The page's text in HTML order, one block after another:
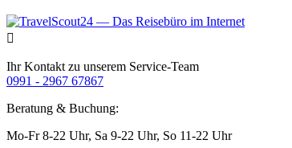
Ihr Kontakt zu unserem Service-Team
0991 - 2967 67867
Beratung & Buchung:
Mo-Fr 8-22 Uhr, Sa 9-22 Uhr, So 11-22 Uhr